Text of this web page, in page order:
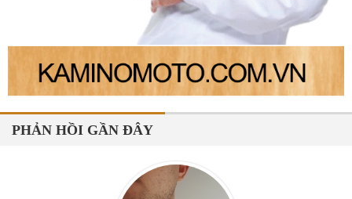
PHẢN HỒI GẦN ĐÂY